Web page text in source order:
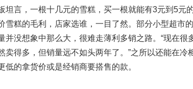
坦言，一根十几元的雪糕，买一根就能有3元到5元
雪糕的毛利，店家选谁，一目了然。部分小型超市
并没想象中那么大，很难走薄利多销之路。“现在很
卖得多，但销量远不如头两年了。”之所以还能在冷
低的拿货价或是经销商要搭售的款。